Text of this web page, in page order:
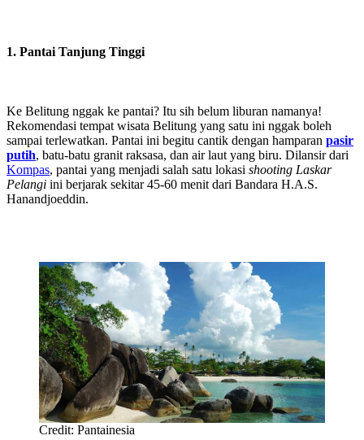
1. Pantai Tanjung Tinggi
Ke Belitung nggak ke pantai? Itu sih belum liburan namanya!
Rekomendasi tempat wisata Belitung yang satu ini nggak boleh
sampai terlewatkan. Pantai ini begitu cantik dengan hamparan pasir
putih, batu-batu granit raksasa, dan air laut yang biru. Dilansir dari
Kompas, pantai yang menjadi salah satu lokasi shooting Laskar
Pelangi ini berjarak sekitar 45-60 menit dari Bandara H.A.S.
Hanandjoeddin.
Credit: Pantainesia